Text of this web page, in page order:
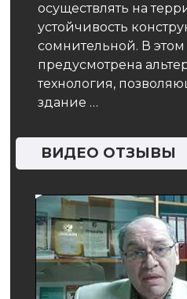
осуществлять на
устойчивость
сомнительной. В этом
предусмотрена
технология,
здание …
ВИДЕО ОТЗЫВЫ